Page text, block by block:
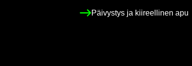
Päi­vys­tys ja kii­reel­li­nen apu